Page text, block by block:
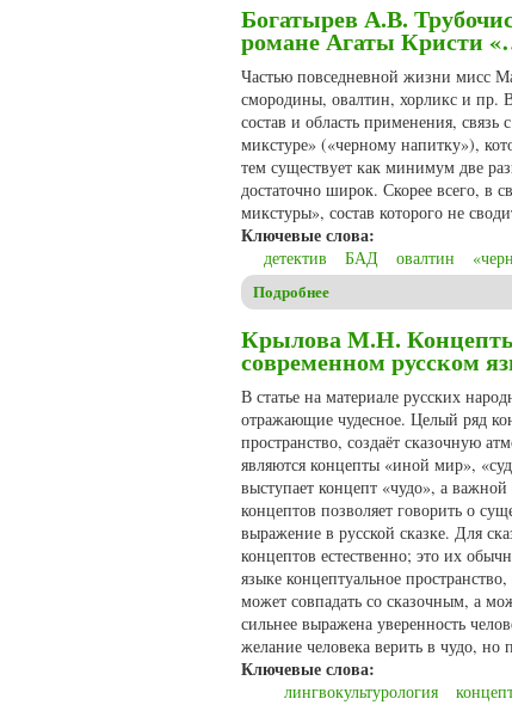
Богатырев А.В.
романе Агаты Кристи
Частью повседневной жизни мисс
смородины, овалтин, хорликс и пр. В
состав и область применения,
микстуре» («черному напитку»),
тем существует как минимум две
достаточно широк. Скорее всего, в
микстуры», состав которого не
Ключевые слова:
детектив БАД овалтин
Подробнее
Крылова М.Н. Концепты,
современном русском
В статье на материале русских
отражающие чудесное. Целый ряд
пространство, создаёт сказочную
являются концепты «иной мир»,
выступает концепт «чудо», а
концептов позволяет говорить о
выражение в русской сказке. Для
концептов естественно; это их
языке концептуальное
может совпадать со сказочным, а
сильнее выражена уверенность
желание человека верить в чудо,
Ключевые слова:
лингвокультурология